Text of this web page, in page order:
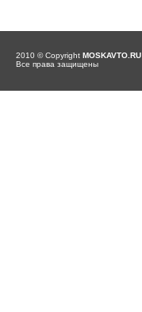
2010 © Copyright MOSKAVTO.RU
Все права защищены